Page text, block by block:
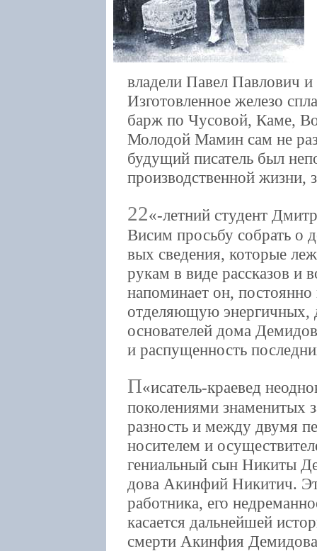
владели Павел Павлович
Изготовленное железо
барж по Чусовой, Каме,
Молодой Мамин сам не
будущий писатель был
производственной жизни,
22 -летний студент
Висим просьбу собрать о
вых сведения, которые
рукам в виде рассказов и
напоминает он,
отделяющую энергичных,
основателей дома
и распущенность
П исатель-краевед
поколениями знаменитых
разность и между двумя
носителем и
гениальный сын Никиты
дова Акинфий Никитич.
работника, его
касается дальнейшей
смерти Акинфия